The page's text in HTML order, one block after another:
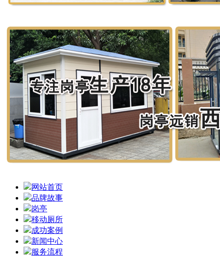
网站首页
品牌故事
岗亭
移动厕所
成功案例
新闻中心
服务流程